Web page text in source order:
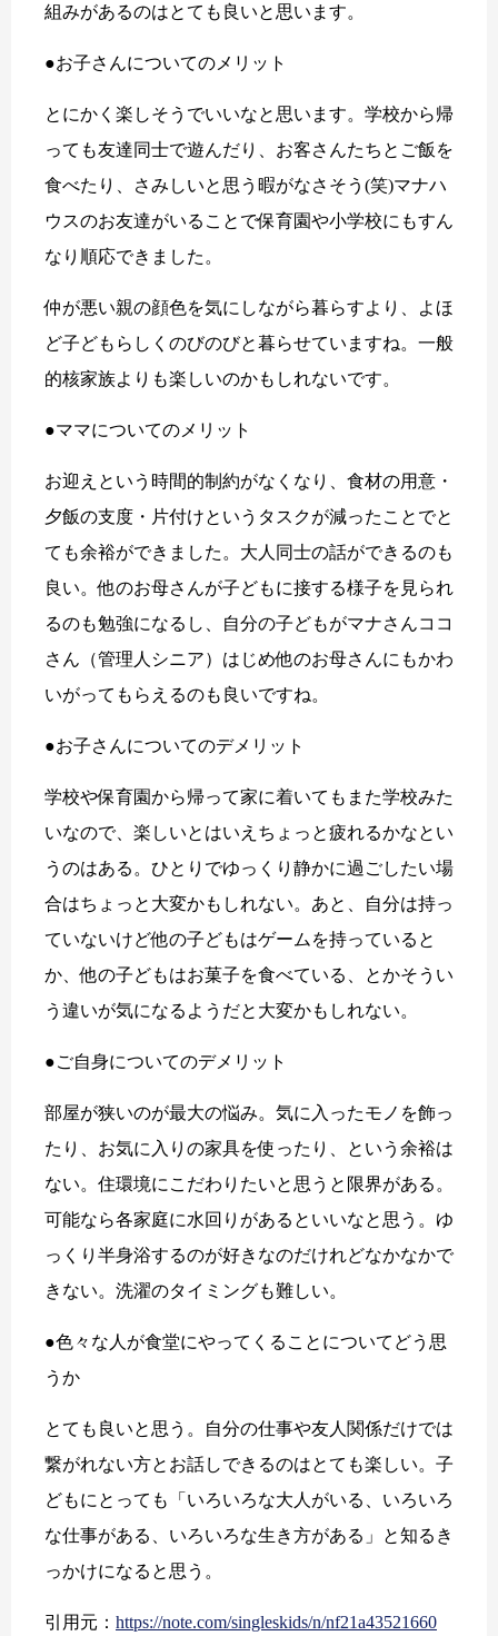
組みがあるのはとても良いと思います。
●お子さんについてのメリット
とにかく楽しそうでいいなと思います。学校から帰
っても友達同士で遊んだり、お客さんたちとご飯を
食べたり、さみしいと思う暇がなさそう(笑)マナハ
ウスのお友達がいることで保育園や小学校にもすん
なり順応できました。
仲が悪い親の顔色を気にしながら暮らすより、よほ
ど子どもらしくのびのびと暮らせていますね。一般
的核家族よりも楽しいのかもしれないです。
●ママについてのメリット
お迎えという時間的制約がなくなり、食材の用意・
夕飯の支度・片付けというタスクが減ったことでと
ても余裕ができました。大人同士の話ができるのも
良い。他のお母さんが子どもに接する様子を見られ
るのも勉強になるし、自分の子どもがマナさんココ
さん（管理人シニア）はじめ他のお母さんにもかわ
いがってもらえるのも良いですね。
●お子さんについてのデメリット
学校や保育園から帰って家に着いてもまた学校みた
いなので、楽しいとはいえちょっと疲れるかなとい
うのはある。ひとりでゆっくり静かに過ごしたい場
合はちょっと大変かもしれない。あと、自分は持っ
ていないけど他の子どもはゲームを持っていると
か、他の子どもはお菓子を食べている、とかそうい
う違いが気になるようだと大変かもしれない。
●ご自身についてのデメリット
部屋が狭いのが最大の悩み。気に入ったモノを飾っ
たり、お気に入りの家具を使ったり、という余裕は
ない。住環境にこだわりたいと思うと限界がある。
可能なら各家庭に水回りがあるといいなと思う。ゆ
っくり半身浴するのが好きなのだけれどなかなかで
きない。洗濯のタイミングも難しい。
●色々な人が食堂にやってくることについてどう思
うか
とても良いと思う。自分の仕事や友人関係だけでは
繋がれない方とお話しできるのはとても楽しい。子
どもにとっても「いろいろな大人がいる、いろいろ
な仕事がある、いろいろな生き方がある」と知るき
っかけになると思う。
引用元： https://note.com/singleskids/n/nf21a43521660